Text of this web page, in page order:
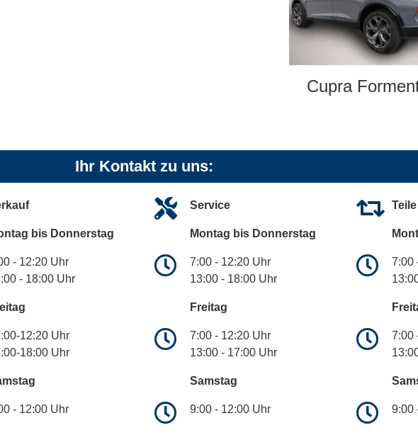
Cupra
Ihr Kontakt zu uns:
bis Donnerstag
- 12:20 Uhr
- 18:00 Uhr
12:20 Uhr
18:00 Uhr
- 12:00 Uhr
Service
Montag bis Donnerstag
7:00 - 12:20 Uhr
13:00 - 18:00 Uhr
Freitag
7:00 - 12:20 Uhr
13:00 - 17:00 Uhr
Samstag
9:00 - 12:00 Uhr
7:00
7:00
9:00